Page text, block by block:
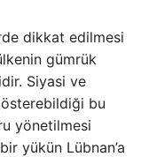
dikkat edilmesi
gümrük
Siyasi ve
bu
yönetilmesi
yükün Lübnan’a